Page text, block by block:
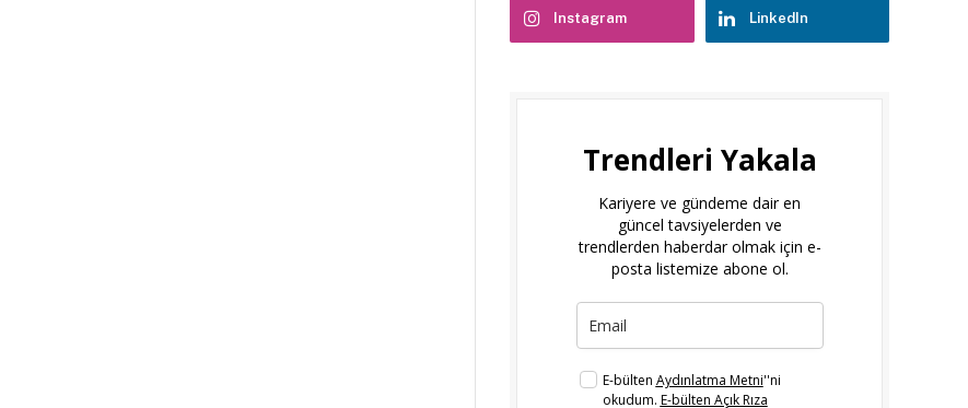
Instagram LinkedIn
Trendleri Yakala
Kariyere ve gündeme dair en
güncel tavsiyelerden ve
trendlerden haberdar olmak için e-
posta listemize abone ol.
E-bülten Aydınlatma Metni''ni
okudum. E-bülten Açık Rıza